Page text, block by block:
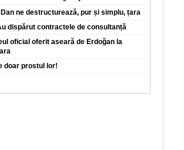
ne destructurează, pur și simplu, țara
dispărut contractele de consultanță
oficial oferit aseară de Erdoğan la
doar prostul lor!